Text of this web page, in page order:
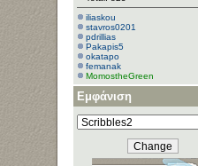
iliaskou
stavros0201
pdrillias
Pakapis5
okatapo
femanak
MomostheGreen
Εμφάνιση